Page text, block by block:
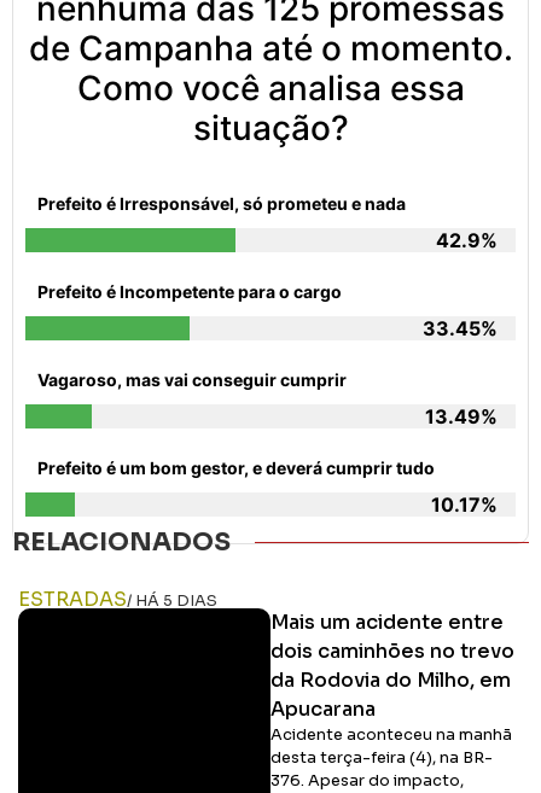
nenhuma das 125 promessas
de Campanha até o momento.
Como você analisa essa
situação?
Prefeito é Irresponsável, só prometeu e nada
42.9%
Prefeito é Incompetente para o cargo
33.45%
Vagaroso, mas vai conseguir cumprir
13.49%
Prefeito é um bom gestor, e deverá cumprir tudo
10.17%
RELACIONADOS
ESTRADAS/ HÁ 5 DIAS
Mais um acidente entre
dois caminhões no trevo
da Rodovia do Milho, em
Apucarana
Acidente aconteceu na manhã
desta terça-feira (4), na BR-
376. Apesar do impacto,